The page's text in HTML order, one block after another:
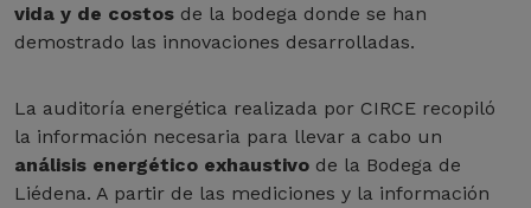
vida y de costos de la bodega donde se han
demostrado las innovaciones desarrolladas.
La auditoría energética realizada por CIRCE recopiló
la información necesaria para llevar a cabo un
análisis energético exhaustivo de la Bodega de
Liédena. A partir de las mediciones y la información